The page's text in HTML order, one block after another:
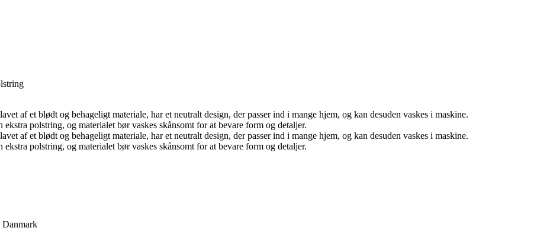
af et blødt og behageligt materiale, har et neutralt design, der passer ind i mange hjem, og kan desuden vaskes i maskine.
polstring, og materialet bør vaskes skånsomt for at bevare form og detaljer.
af et blødt og behageligt materiale, har et neutralt design, der passer ind i mange hjem, og kan desuden vaskes i maskine.
polstring, og materialet bør vaskes skånsomt for at bevare form og detaljer.
Danmark